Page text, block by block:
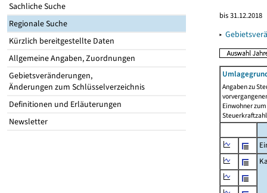
Sachliche Suche
Regionale Suche
Kürzlich bereitgestellte Daten
Allgemeine Angaben, Zuordnungen
Gebietsveränderungen,
Änderungen zum Schlüsselverzeichnis
Definitionen und Erläuterungen
Newsletter
bis 31.12.2018
▸
Angaben zu
Einwohner